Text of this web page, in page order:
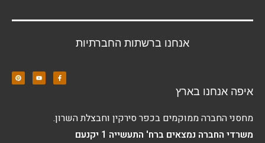
אנחנו ברשתות החברתיות
איפה אנחנו בארץ
מחסני החברה ממוקמים בכפר סירקין וחבצלת השרון.
משרדי החברה נמצאים ברח' התעשייה 1 יקנעם